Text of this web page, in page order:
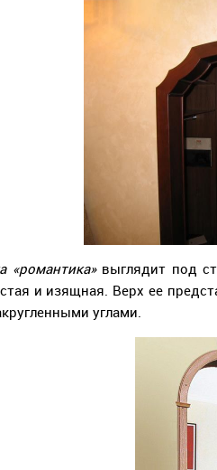
«романтика» выглядит под
и изящная. Верх ее
углами.